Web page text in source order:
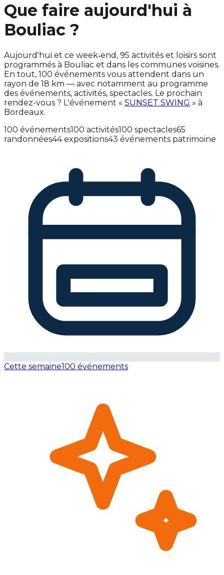
Que faire aujourd'hui à
Bouliac ?
Aujourd'hui et ce week‑end, 95 activités et loisirs sont
programmés à Bouliac et dans les communes voisines.
En tout, 100 événements vous attendent dans un
rayon de 18 km — avec notamment au programme
des événements, activités, spectacles. Le prochain
rendez-vous ? L'événement « SUNSET SWING » à
Bordeaux.
100 événements100 activités100 spectacles65
randonnées44 expositions43 événements patrimoine
Cette semaine100 événements